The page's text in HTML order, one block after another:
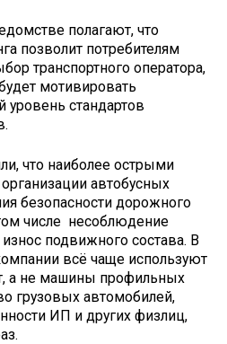
полагают, что
позволит потребителям
транспортного оператора,
мотивировать
стандартов
что наиболее острыми
автобусных
безопасности дорожного
числе несоблюдение
подвижного состава. В
всё чаще используют
а не машины профильных
грузовых автомобилей,
ИП и других физлиц,